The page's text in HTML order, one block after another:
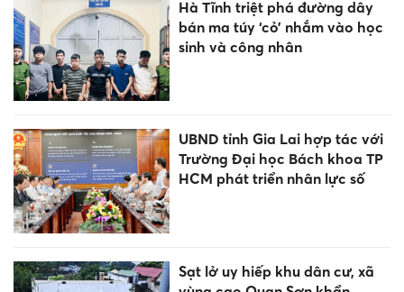
Hà Tĩnh triệt phá đường dây
bán ma túy ‘cỏ’ nhắm vào học
sinh và công nhân
UBND tỉnh Gia Lai hợp tác với
Trường Đại học Bách khoa TP
HCM phát triển nhân lực số
Sạt lở uy hiếp khu dân cư, xã